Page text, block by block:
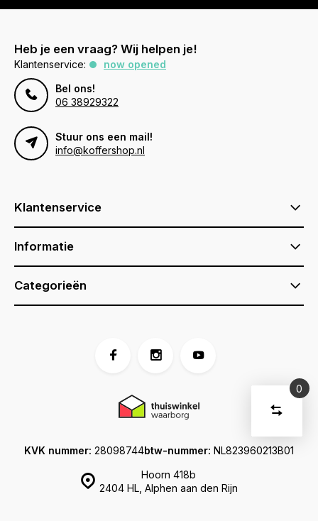
Heb je een vraag? Wij helpen je!
Klantenservice:
now opened
Bel ons!
06 38929322
Stuur ons een mail!
info@koffershop.nl
Klantenservice
Informatie
Categorieën
Hoorn 418b
2404 HL, Alphen aan den Rijn
KVK nummer: 28098744btw-nummer: NL823960213B01
0
Vergelijk
Verwijder
alle
producten
U
heeft
Start